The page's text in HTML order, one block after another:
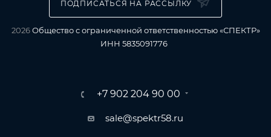
ПОДПИСАТЬСЯ НА РАССЫЛКУ
2026Общество с ограниченной ответственностью «СПЕКТР»
ИНН 5835091776
+7 902 204 90 00
sale@spektr58.ru